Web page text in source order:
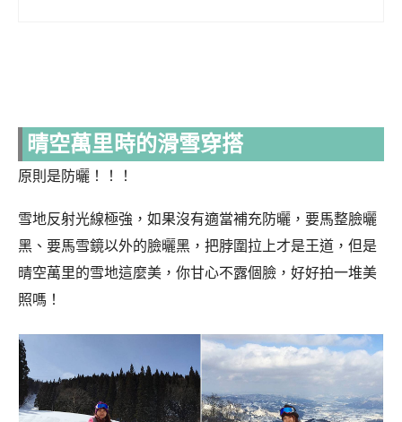
晴空萬里時的滑雪穿搭
原則是防曬！！！
雪地反射光線極強，如果沒有適當補充防曬，要馬整臉曬
黑、要馬雪鏡以外的臉曬黑，把脖圍拉上才是王道，但是
晴空萬里的雪地這麼美，你甘心不露個臉，好好拍一堆美
照嗎！